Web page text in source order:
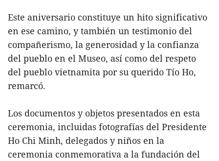
Este aniversario constituye un hito significativo
en ese camino, y también un testimonio del
compañerismo, la generosidad y la confianza
del pueblo en el Museo, así como del respeto
del pueblo vietnamita por su querido Tío Ho,
remarcó.
Los documentos y objetos presentados en esta
ceremonia, incluidas fotografías del Presidente
Ho Chi Minh, delegados y niños en la
ceremonia conmemorativa a la fundación del